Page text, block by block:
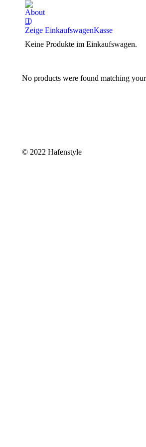
About
0
Zeige EinkaufswagenKasse
Keine Produkte im Einkaufswagen.
No products were found matching
© 2022 Hafenstyle